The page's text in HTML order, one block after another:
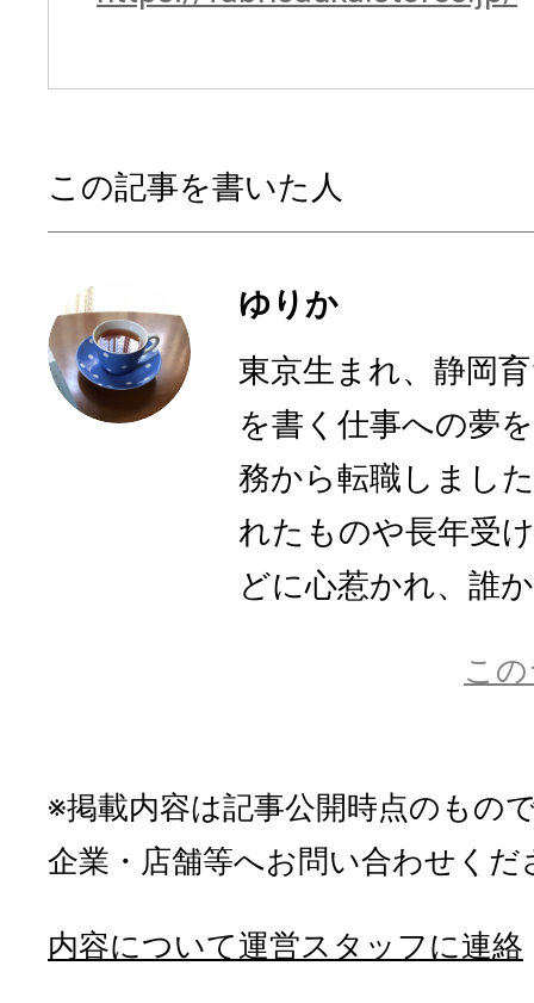
この記事を書いた人
ゆりか
東京生まれ、静岡
を書く仕事への夢
務から転職しまし
れたものや長年受
どに心惹かれ、誰
こ
※掲載内容は記事公開時点のもの
企業・店舗等へお問い合わせくだ
内容について運営スタッフに連絡